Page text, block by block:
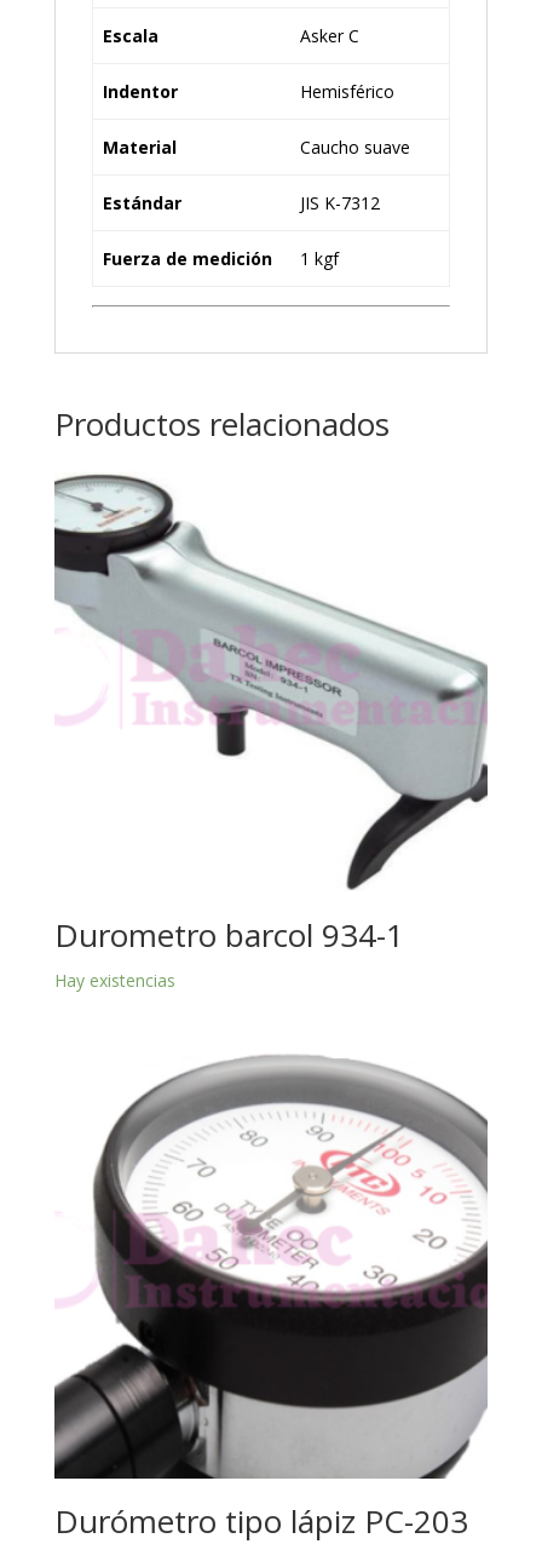
Escala Asker C
Indentor Hemisférico
Material Caucho suave
Estándar JIS K-7312
Fuerza de medición 1 kgf
Productos relacionados
Durometro barcol 934-1
Hay existencias
Durómetro tipo lápiz PC-203